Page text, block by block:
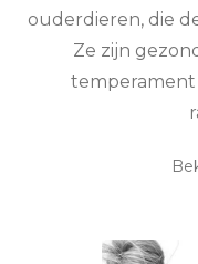
ouderdieren, die
Ze zijn
temperament